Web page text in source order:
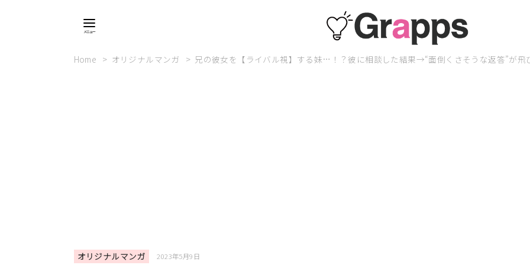
Home オリジナルマンガ 兄の彼女を【ライバル視】する妹…！？彼に相談した結果→“面倒くさそうな返答”が
オリジナルマンガ 2023年5月9日